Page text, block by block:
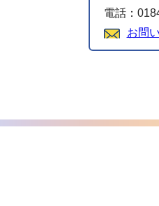
電話：
お問